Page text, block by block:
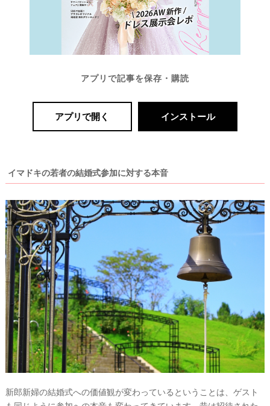
アプリで記事を保存・購読
アプリで開く インストール
イマドキの若者の結婚式参加に対する本音
新郎新婦の結婚式への価値観が変わっているということは、ゲスト